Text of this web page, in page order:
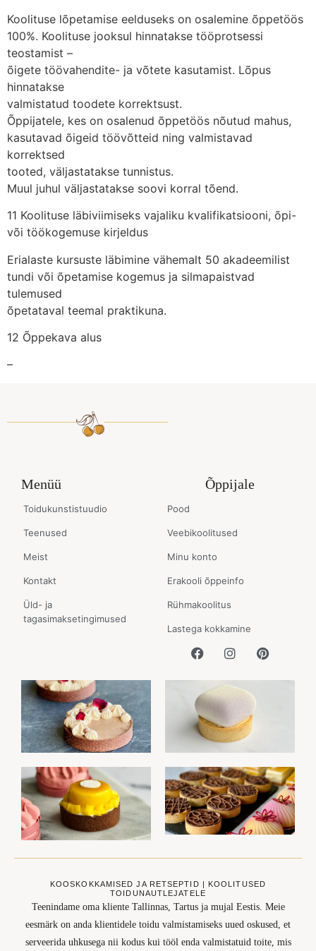
Koolituse lõpetamise eelduseks on osalemine õppetöös
100%. Koolituse jooksul hinnatakse tööprotsessi
teostamist –
õigete töövahendite- ja võtete kasutamist. Lõpus
hinnatakse
valmistatud toodete korrektsust.
Õppijatele, kes on osalenud õppetöös nõutud mahus,
kasutavad õigeid töövõtteid ning valmistavad
korrektsed
tooted, väljastatakse tunnistus.
Muul juhul väljastatakse soovi korral tõend.
11 Koolituse läbiviimiseks vajaliku kvalifikatsiooni, õpi-
või töökogemuse kirjeldus
Erialaste kursuste läbimine vähemalt 50 akadeemilist
tundi või õpetamise kogemus ja silmapaistvad
tulemused
õpetataval teemal praktikuna.
12 Õppekava alus
–
Menüü
Toidukunstistuudio
Teenused
Meist
Kontakt
Üld- ja
tagasimaksetingimused
Õppijale
Pood
Veebikoolitused
Minu konto
Erakooli õppeinfo
Rühmakoolitus
Lastega kokkamine
KOOSKOKKAMISED JA RETSEPTID | KOOLITUSED
TOIDUNAUTLEJATELE
Teenindame oma kliente Tallinnas, Tartus ja mujal Eestis. Meie
eesmärk on anda klientidele toidu valmistamiseks uued oskused, et
serveerida uhkusega nii kodus kui tööl enda valmistatuid toite, mis